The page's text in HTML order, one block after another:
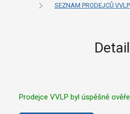
SEZNAM PRODEJCŮ VVLP
Detail
Prodejce VVLP byl úspěšně